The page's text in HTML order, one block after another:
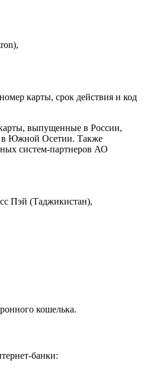
карты, срок действия и код
выпущенные в России,
Южной Осетии. Также
систем-партнеров АО
Пэй (Таджикистан),
кошелька.
банки: